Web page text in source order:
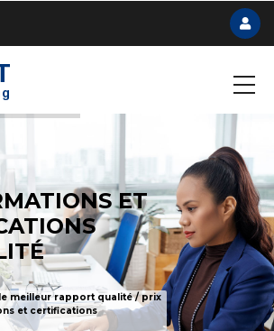
ET
meilleur rapport qualité / prix
et certifications